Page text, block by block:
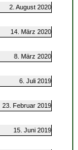
2. August 2020
14. März 2020
8. März 2020
6. Juli 2019
23. Februar 2019
15. Juni 2019